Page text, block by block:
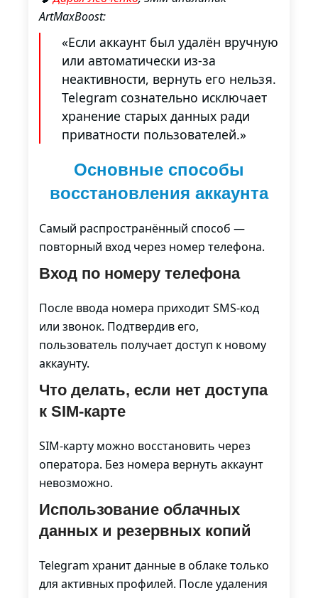
ArtMaxBoost:
«Если аккаунт был удалён вручную
или автоматически из-за
неактивности, вернуть его нельзя.
Telegram сознательно исключает
хранение старых данных ради
приватности пользователей.»
Основные способы
восстановления аккаунта
Самый распространённый способ —
повторный вход через номер телефона.
Вход по номеру телефона
После ввода номера приходит SMS-код
или звонок. Подтвердив его,
пользователь получает доступ к новому
аккаунту.
Что делать, если нет доступа
к SIM-карте
SIM-карту можно восстановить через
оператора. Без номера вернуть аккаунт
невозможно.
Использование облачных
данных и резервных копий
Telegram хранит данные в облаке только
для активных профилей. После удаления